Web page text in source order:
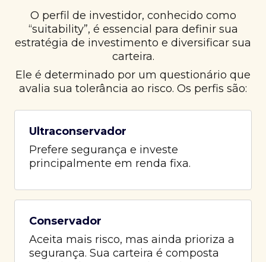
O perfil de investidor, conhecido como
“suitability”, é essencial para definir sua
estratégia de investimento e diversificar sua
carteira.
Ele é determinado por um questionário que
avalia sua tolerância ao risco. Os perfis são:
Ultraconservador
Prefere segurança e investe
principalmente em renda fixa.
Conservador
Aceita mais risco, mas ainda prioriza a
segurança. Sua carteira é composta